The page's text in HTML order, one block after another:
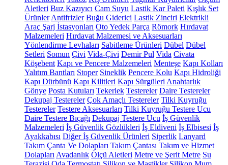
Aletleri Buz Kazıyıcı Cam Suyu Lastik Kar Paleti Kışlık Set
Ürünler Antifrizler Buğu Giderici Lastik Zinciri Elektrikli
Araç Şarj İstasyonları Oto Yedek Parça Römork Hırdavat
Malzemeleri Hırdavat Malzemesi ve Aksesuarları
Yönlendirme Levhaları Sabitleme Ürünleri Dübel Dübel
Setleri Somun Çivi Vida-Çivi Demir Pul Vida Civata
Köşebent Kapı ve Pencere Malzemeleri Menteşe Kapı Kolları
Yalıtım Bantları Stoper Sineklik Pencere Kolu Kapı Hidroliği
Kapı Dürbünü Kapı Kilitleri Kapı Sürgüleri Anahtarlık
Gönye Posta Kutuları Tekerlek Testereler Daire Testereler
Dekupaj Testereler Çok Amaçlı Testereler Tilki Kuyruğu
Testereler Testere Aksesuarları Tilki Kuyruğu Testere Ucu
Daire Testere Bıçağı Dekupaj Testere Ucu İş Güvenlik
Malzemeleri İş Güvenlik Gözlükleri İş Eldiveni İş Elbisesi İş
Ayakkabısı Diğer İş Güvenlik Ürünleri Siperlik Lanyard
Takım Çanta Ve Dolapları Takım Çantası Takım ve Hizmet
Dolapları Avadanlık Ölçü Aletleri Metre ve Şerit Metre Su